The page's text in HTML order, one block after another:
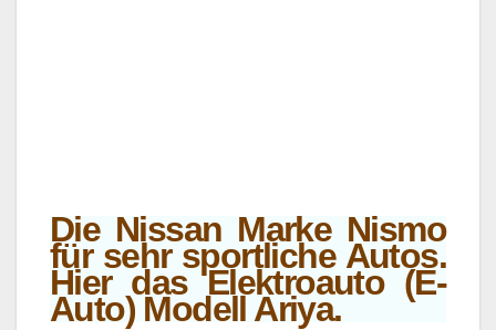
Die Nissan Marke Nismo
für sehr sportliche Autos.
Hier das Elektroauto (E-
Auto) Modell Ariya.